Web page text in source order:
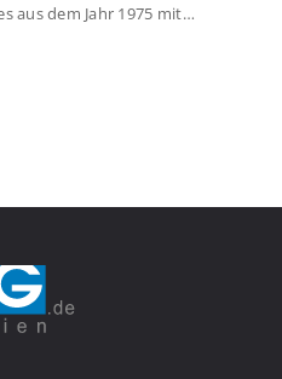
aus dem Jahr 1975 mit